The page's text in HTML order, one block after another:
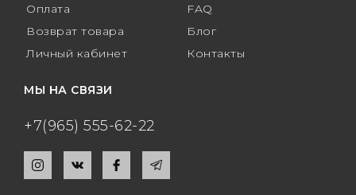
Оплата
Возврат товара
Личный кабинет
FAQ
Блог
Контакты
МЫ НА СВЯЗИ
+7(965) 555-62-22